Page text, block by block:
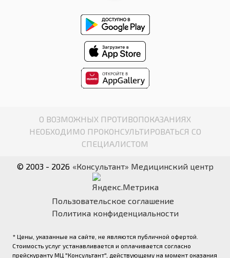
О ВОЗМОЖНЫХ ПРОТИВОПОКАЗАНИЯХ
НЕОБХОДИМО ПРОКОНСУЛЬТИРОВАТЬСЯ СО
СПЕЦИАЛИСТОМ
© 2003 - 2026 «Консультант» Медицинский центр
Пользовательское соглашение
Политика конфиденциальности
* Цены, указанные на сайте, не являются публичной офертой.
Стоимость услуг устанавливается и оплачивается согласно
прейскуранту МЦ "Консультант", действующему на момент оказания